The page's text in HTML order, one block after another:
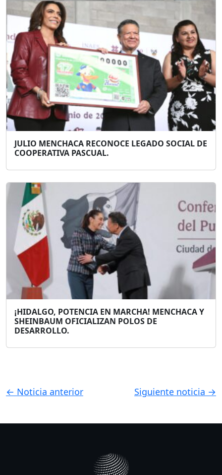
JULIO MENCHACA RECONOCE LEGADO SOCIAL DE
COOPERATIVA PASCUAL.
¡HIDALGO, POTENCIA EN MARCHA! MENCHACA Y
SHEINBAUM OFICIALIZAN POLOS DE
DESARROLLO.
← Noticia anterior Siguiente noticia →